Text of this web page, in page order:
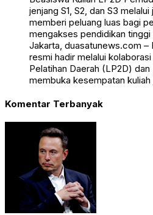
jenjang S1, S2, dan S3
memberi peluang luas bagi
mengakses pendidikan
Jakarta, duasatunews.com –
resmi hadir melalui
Pelatihan Daerah (LP2D) dan
membuka kesempatan
Komentar Terbanyak